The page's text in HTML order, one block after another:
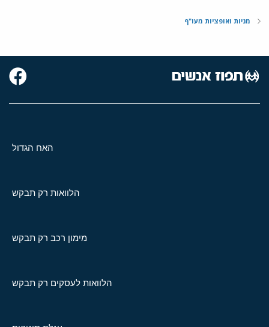
מניות ואופציות מעו"ף
האח הגדול
הלוואות רק תבקש
מימון רכב רק תבקש
הלוואות לעסקים רק תבקש